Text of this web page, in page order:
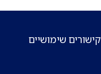
קישורים שימושיים